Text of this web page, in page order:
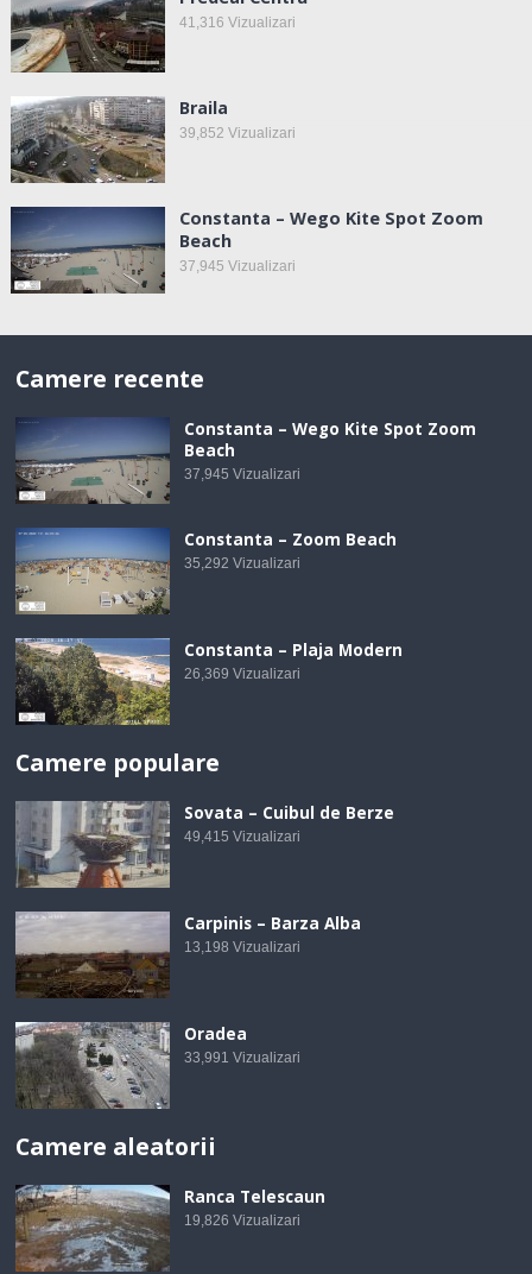
41,316 Vizualizari
Braila
39,852 Vizualizari
Constanta – Wego Kite Spot Zoom
Beach
37,945 Vizualizari
Camere recente
Constanta – Wego Kite Spot Zoom
Beach
37,945 Vizualizari
Constanta – Zoom Beach
35,292 Vizualizari
Constanta – Plaja Modern
26,369 Vizualizari
Camere populare
Sovata – Cuibul de Berze
49,415 Vizualizari
Carpinis – Barza Alba
13,198 Vizualizari
Oradea
33,991 Vizualizari
Camere aleatorii
Ranca Telescaun
19,826 Vizualizari